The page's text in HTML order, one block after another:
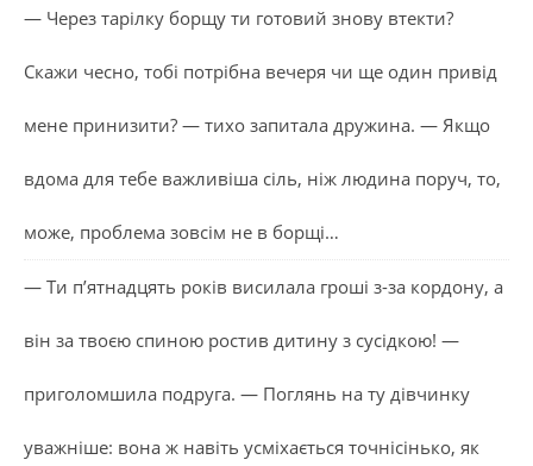
— Через тарілку борщу ти готовий знову втекти?
Скажи чесно, тобі потрібна вечеря чи ще один привід
мене принизити? — тихо запитала дружина. — Якщо
вдома для тебе важливіша сіль, ніж людина поруч, то,
може, проблема зовсім не в борщі…
— Ти п’ятнадцять років висилала гроші з-за кордону, а
він за твоєю спиною ростив дитину з сусідкою! —
приголомшила подруга. — Поглянь на ту дівчинку
уважніше: вона ж навіть усміхається точнісінько, як